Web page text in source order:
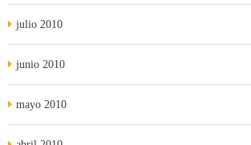
julio 2010
junio 2010
mayo 2010